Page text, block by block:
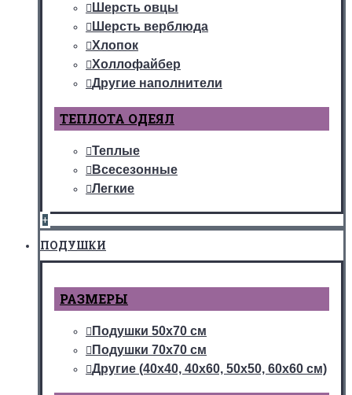
Шерсть овцы
Шерсть верблюда
Хлопок
Холлофайбер
Другие наполнители
ТЕПЛОТА ОДЕЯЛ
Теплые
Всесезонные
Легкие
+
ПОДУШКИ
РАЗМЕРЫ
Подушки 50х70 см
Подушки 70х70 см
Другие (40х40, 40х60, 50х50, 60х60 см)